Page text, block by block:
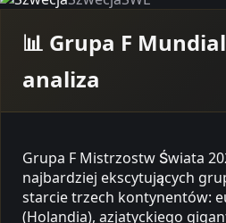
📊 Grupa F
analiza
Grupa F Mistrzostw Świata
najbardziej ekscytujących
starcie trzech kontynentów:
(Holandia), azjatyckiego